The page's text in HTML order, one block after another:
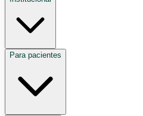
Para pacientes